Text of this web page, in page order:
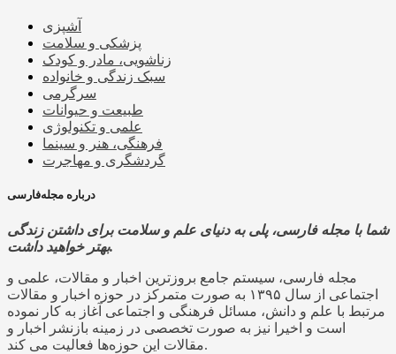
آشپزی
پزشکی و سلامت
زناشویی، مادر و کودک
سبک زندگی و خانواده
سرگرمی
طبیعت و حیوانات
علمی و تکنولوژی
فرهنگی، هنر و سینما
گردشگری و مهاجرت
درباره مجله‌فارسی
شما با مجله فارسی، پلی به دنیای علم و سلامت برای داشتن زندگی
بهتر خواهید داشت.
مجله فارسی، سیستم جامع بروزترین اخبار و مقالات، علمی و
اجتماعی از سال ۱۳۹۵ به صورت متمرکز در حوزه اخبار و مقالات
مرتبط با علم و دانش، مسائل فرهنگی و اجتماعی آغاز به کار نموده
است و اخیرا نیز به صورت تخصصی در زمینه بازنشر اخبار و
مقالات این حوزه‌ها فعالیت می کند.